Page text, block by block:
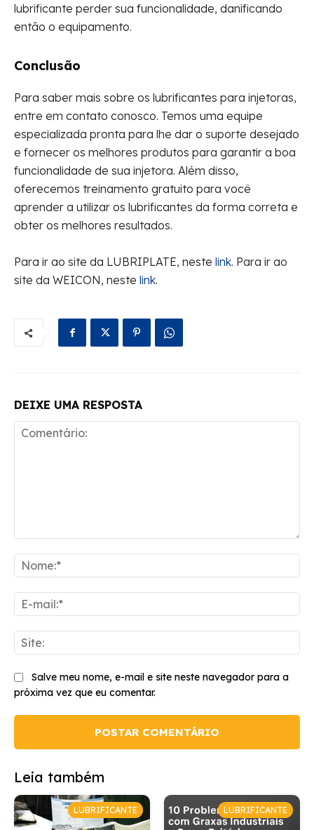
lubrificante perder sua funcionalidade, danificando
então o equipamento.
Conclusão
Para saber mais sobre os lubrificantes para injetoras,
entre em contato conosco. Temos uma equipe
especializada pronta para lhe dar o suporte desejado
e fornecer os melhores produtos para garantir a boa
funcionalidade de sua injetora. Além disso,
oferecemos treinamento gratuito para você
aprender a utilizar os lubrificantes da forma correta e
obter os melhores resultados.
Para ir ao site da LUBRIPLATE, neste link. Para ir ao
site da WEICON, neste link.
DEIXE UMA RESPOSTA
E-
Salve meu nome, e-mail e site neste navegador para a
próxima vez que eu comentar.
Leia também
LUBRIFICANTE LUBRIFICANTE